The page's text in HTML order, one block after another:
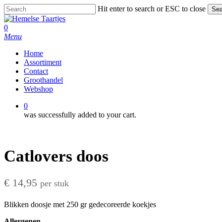
Skip
to
main
content
Hit enter to search or ESC to close
Close
Search
0
Menu
Home
Assortiment
Contact
Groothandel
Webshop
0
was successfully added to your cart.
Catlovers doos
€ 14,95 per stuk
Blikken doosje met 250 gr gedecoreerde koekjes